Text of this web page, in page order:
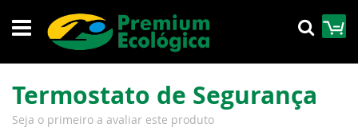
para
o
Termostato de Segurança
Seja o primeiro a avaliar este produto